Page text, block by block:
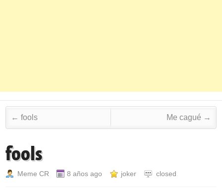
Post navigation
← fools Me cagué →
fools
Meme CR 8 años ago joker closed